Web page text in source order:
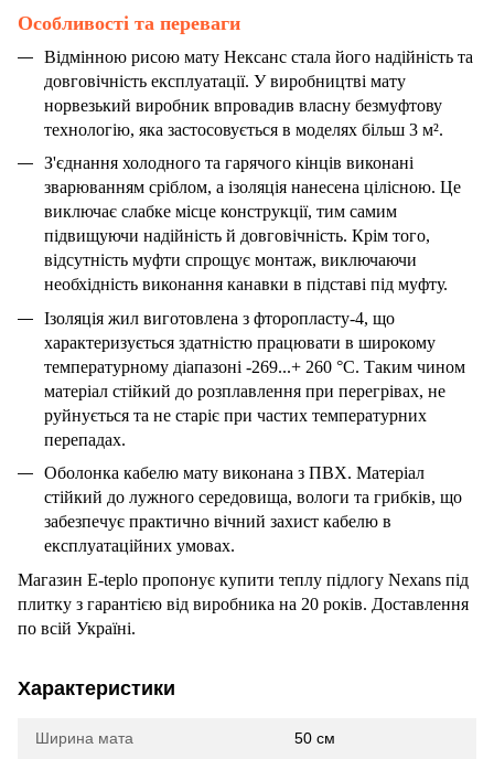
Особливості та переваги
Відмінною рисою мату Нексанс стала його надійність та
довговічність експлуатації. У виробництві мату
норвезький виробник впровадив власну безмуфтову
технологію, яка застосовується в моделях більш 3 м².
З'єднання холодного та гарячого кінців виконані
зварюванням сріблом, а ізоляція нанесена цілісною. Це
виключає слабке місце конструкції, тим самим
підвищуючи надійність й довговічність. Крім того,
відсутність муфти спрощує монтаж, виключаючи
необхідність виконання канавки в підставі під муфту.
Ізоляція жил виготовлена з фторопласту-4, що
характеризується здатністю працювати в широкому
температурному діапазоні -269...+ 260 °C. Таким чином
матеріал стійкий до розплавлення при перегрівах, не
руйнується та не старіє при частих температурних
перепадах.
Оболонка кабелю мату виконана з ПВХ. Матеріал
стійкий до лужного середовища, вологи та грибків, що
забезпечує практично вічний захист кабелю в
експлуатаційних умовах.
Магазин E-teplo пропонує купити теплу підлогу Nexans під
плитку з гарантією від виробника на 20 років. Доставлення
по всій Україні.
Характеристики
Ширина мата 50 см